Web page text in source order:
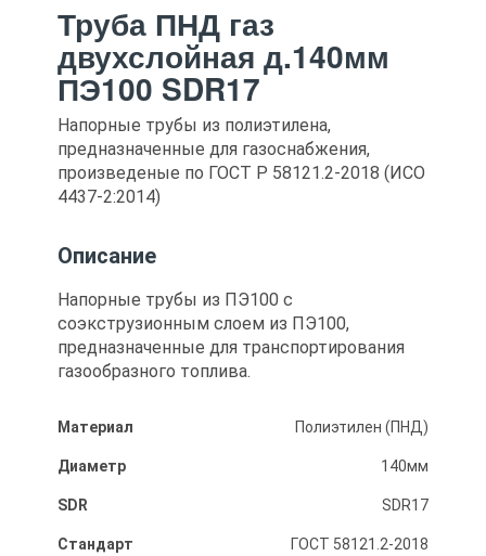
Труба ПНД газ
двухслойная д.140мм
ПЭ100 SDR17
Напорные трубы из полиэтилена,
предназначенные для газоснабжения,
произведеные по ГОСТ Р 58121.2-2018 (ИСО
4437-2:2014)
Описание
Напорные трубы из ПЭ100 с
соэкструзионным слоем из ПЭ100,
предназначенные для транспортирования
газообразного топлива.
Материал Полиэтилен (ПНД)
Диаметр 140мм
SDR SDR17
Стандарт ГОСТ 58121.2-2018